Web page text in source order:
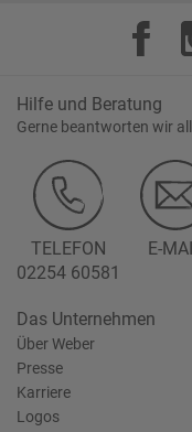
Hilfe und Beratung
Gerne beantworten wir
TELEFON
02254 60581
E-
Das Unternehmen
Über Weber
Presse
Karriere
Logos